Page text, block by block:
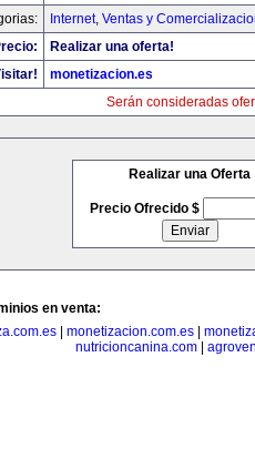
Internet, Ventas y
Realizar una oferta!
monetizacion.es
Serán consideradas
Realizar una Oferta
Precio Ofrecido $
en venta:
| monetizacion.com.es|
nutricioncanina.com